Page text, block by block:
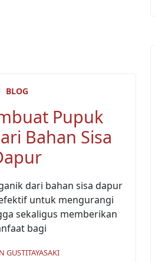
BLOG
Pupuk
Bahan Sisa
dari bahan sisa dapur
untuk mengurangi
sekaligus memberikan
bagi
GUSTITAYASAKI